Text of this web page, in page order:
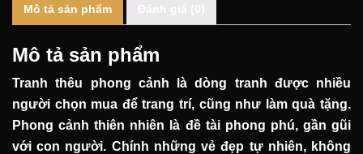
Mô tả sản phẩm
Mô tả sản phẩm
Tranh thêu phong cảnh là dòng tranh được nhiều
người chọn mua để trang trí, cũng như làm quà tặng.
Phong cảnh thiên nhiên là đề tài phong phú, gần gũi
với con người. Chính những vẻ đẹp tự nhiên, không